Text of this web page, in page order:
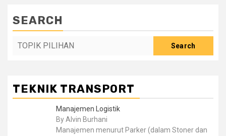
SEARCH
Search
TEKNIK TRANSPORT
Manajemen Logistik
By Alvin Burhani
Manajemen menurut Parker (dalam Stoner dan